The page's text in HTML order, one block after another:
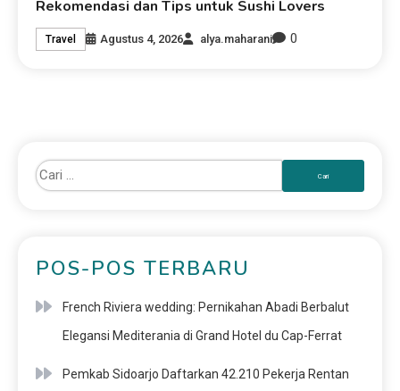
Rekomendasi dan Tips untuk Sushi Lovers
Travel Agustus 4, 2026 alya.maharani 0
POS-POS TERBARU
French Riviera wedding: Pernikahan Abadi Berbalut
Elegansi Mediterania di Grand Hotel du Cap-Ferrat
Pemkab Sidoarjo Daftarkan 42.210 Pekerja Rentan